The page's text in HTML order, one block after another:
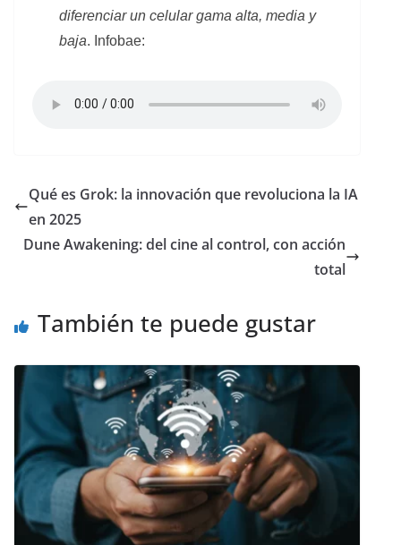
diferenciar un celular gama alta, media y
baja. Infobae:
Qué es Grok: la innovación que revoluciona la IA
en 2025
Dune Awakening: del cine al control, con acción
total
También te puede gustar